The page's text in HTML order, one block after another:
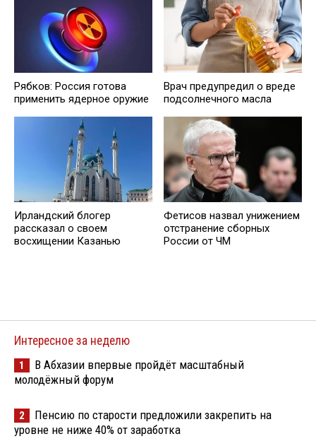
Рябков: Россия готова
применить ядерное оружие
Врач предупредил о вреде
подсолнечного масла
Ирландский блогер
рассказал о своем
восхищении Казанью
Фетисов назвал унижением
отстранение сборных
России от ЧМ
Интересное за неделю
1
В Абхазии впервые пройдёт масштабный
молодёжный форум
2
Пенсию по старости предложили закрепить на
уровне не ниже 40% от заработка